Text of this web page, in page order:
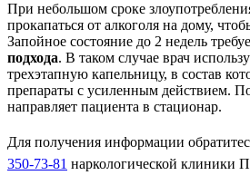
При небольшом сроке
прокапаться от алкоголя на дому,
Запойное состояние до 2 недель
подхода. В таком случае врач
трехэтапную капельницу, в состав
препараты с усиленным действием.
направляет пациента в стационар.
Для получения информации
350-73-81 наркологической клиники